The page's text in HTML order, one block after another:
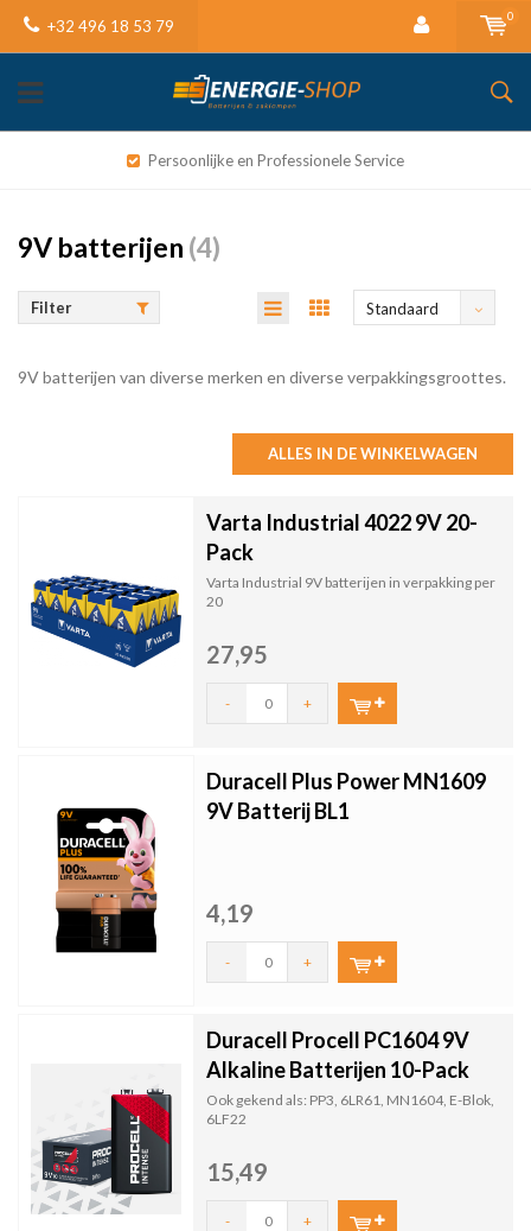
+32 496 18 53 79
0
Persoonlijke en Professionele Service
9V batterijen (4)
Filter Standaard
9V batterijen van diverse merken en diverse verpakkingsgroottes.
ALLES IN DE WINKELWAGEN
Varta Industrial 4022 9V 20-
Pack
Varta Industrial 9V batterijen in verpakking per
20
27,95
- +
Duracell Plus Power MN1609
9V Batterij BL1
4,19
- +
Duracell Procell PC1604 9V
Alkaline Batterijen 10-Pack
Ook gekend als: PP3, 6LR61, MN1604, E-Blok,
6LF22
15,49
- +